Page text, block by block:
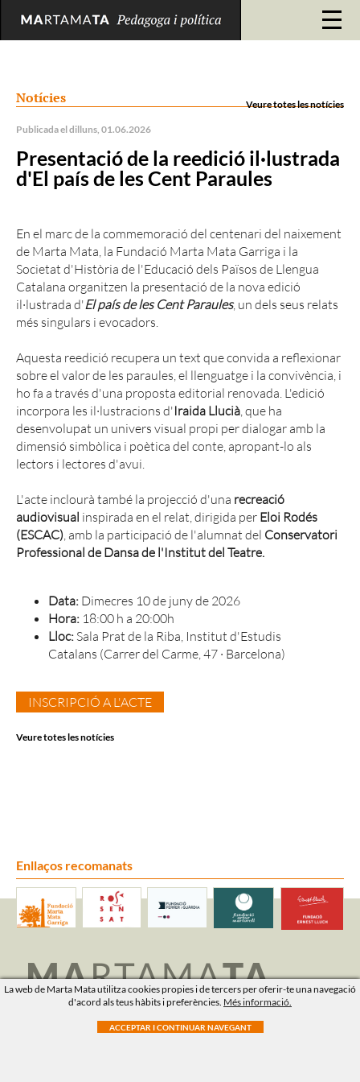
La web de Marta Mata utilitza cookies propies i de tercers per oferir-te una navegació
d'acord als teus hàbits i preferències. Més informació.
Notícies Veure totes les notícies
Publicada el dilluns, 01.06.2026
Presentació de la reedició il·lustrada
d'El país de les Cent Paraules
En el marc de la commemoració del centenari del naixement
de Marta Mata, la Fundació Marta Mata Garriga i la
Societat d'Història de l'Educació dels Països de Llengua
Catalana organitzen la presentació de la nova edició
il·lustrada d'El país de les Cent Paraules, un dels seus relats
més singulars i evocadors.
Aquesta reedició recupera un text que convida a reflexionar
sobre el valor de les paraules, el llenguatge i la convivència, i
ho fa a través d'una proposta editorial renovada. L'edició
incorpora les il·lustracions d'Iraida Llucià, que ha
desenvolupat un univers visual propi per dialogar amb la
dimensió simbòlica i poètica del conte, apropant-lo als
lectors i lectores d'avui.
L'acte inclourà també la projecció d'una recreació
audiovisual inspirada en el relat, dirigida per Eloi Rodés
(ESCAC), amb la participació de l'alumnat del Conservatori
Professional de Dansa de l'Institut del Teatre.
Data: Dimecres 10 de juny de 2026
Hora: 18:00 h a 20:00h
Lloc: Sala Prat de la Riba, Institut d'Estudis
Catalans (Carrer del Carme, 47 · Barcelona)
INSCRIPCIÓ A L'ACTE
Veure totes les notícies
Enllaços recomanats
Carrer de Dalt, 6
43711 Saifores (Banyeres del Penedès)